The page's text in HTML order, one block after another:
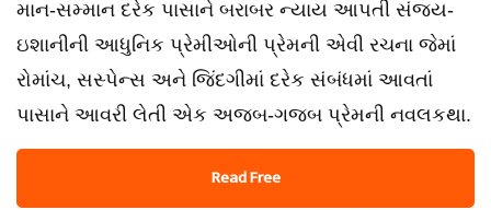
માન-સમ્માન દરેક પાસાને બરાબર ન્યાય આપતી સંજય-
ઇશાનીની આધુનિક પ્રેમીઓની પ્રેમની એવી રચના જેમાં
રોમાંચ, સસ્પેન્સ અને જિંદગીમાં દરેક સંબંધમાં આવતાં
પાસાને આવરી લેતી એક અજબ-ગજબ પ્રેમની નવલકથા.
Read Free